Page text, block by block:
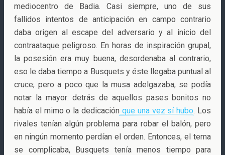
mediocentro de Badia. Casi siempre, uno de sus
fallidos intentos de anticipación en campo contrario
daba origen al escape del adversario y al inicio del
contraataque peligroso. En horas de inspiración grupal,
la posesión era muy buena, desordenaba al contrario,
eso le daba tiempo a Busquets y éste llegaba puntual al
cruce; pero a poco que la musa adelgazaba, se podía
notar la mayor: detrás de aquellos pases bonitos no
había el mimo o la dedicación que una vez sí hubo. Los
rivales tenían algún problema para robar el balón, pero
en ningún momento perdían el orden. Entonces, el tema
se complicaba, Busquets tenía menos tiempo para